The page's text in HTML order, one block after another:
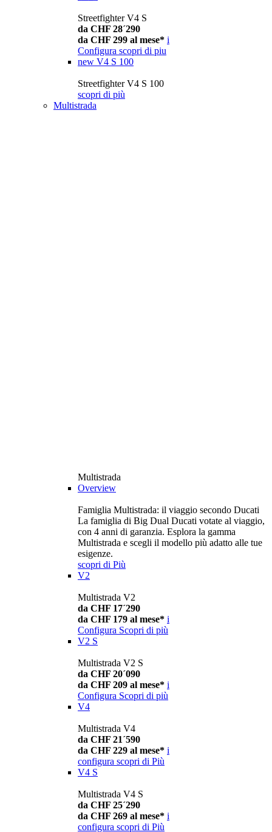
Streetfighter V4 S
da CHF 28´290
da CHF 299 al mese* i
Configura scopri di piu
new V4 S 100
Streetfighter V4 S 100
scopri di più
Multistrada
Multistrada
Overview
Famiglia Multistrada: il viaggio secondo Ducati
La famiglia di Big Dual Ducati votate al viaggio,
con 4 anni di garanzia. Esplora la gamma
Multistrada e scegli il modello più adatto alle tue
esigenze.
scopri di Più
V2
Multistrada V2
da CHF 17´290
da CHF 179 al mese* i
Configura Scopri di più
V2 S
Multistrada V2 S
da CHF 20´090
da CHF 209 al mese* i
Configura Scopri di più
V4
Multistrada V4
da CHF 21´590
da CHF 229 al mese* i
configura scopri di Più
V4 S
Multistrada V4 S
da CHF 25´290
da CHF 269 al mese* i
configura scopri di Più